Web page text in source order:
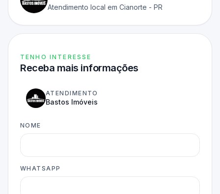
Atendimento local em Cianorte - PR
TENHO INTERESSE
Receba mais informações
ATENDIMENTO
Bastos Imóveis
NOME
WHATSAPP